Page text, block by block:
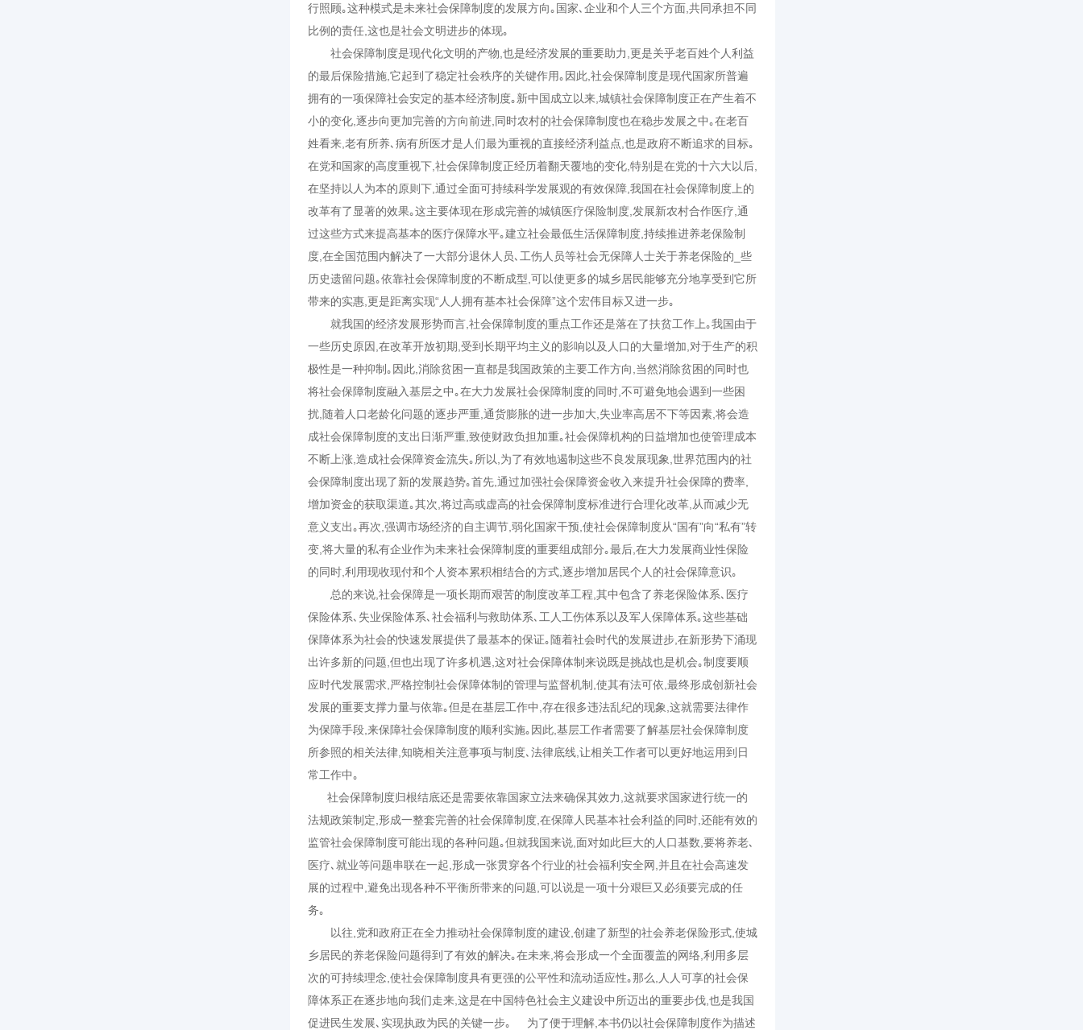
行照顾｡这种模式是未来社会保障制度的发展方向｡国家､企业和个人三个方面,共同承担不同
比例的责任,这也是社会文明进步的体现｡
社会保障制度是现代化文明的产物,也是经济发展的重要助力,更是关乎老百姓个人利益
的最后保险措施,它起到了稳定社会秩序的关键作用｡因此,社会保障制度是现代国家所普遍
拥有的一项保障社会安定的基本经济制度｡新中国成立以来,城镇社会保障制度正在产生着不
小的变化,逐步向更加完善的方向前进,同时农村的社会保障制度也在稳步发展之中｡在老百
姓看来,老有所养､病有所医才是人们最为重视的直接经济利益点,也是政府不断追求的目标｡
在党和国家的高度重视下,社会保障制度正经历着翻天覆地的变化,特别是在党的十六大以后,
在坚持以人为本的原则下,通过全面可持续科学发展观的有效保障,我国在社会保障制度上的
改革有了显著的效果｡这主要体现在形成完善的城镇医疗保险制度,发展新农村合作医疗,通
过这些方式来提高基本的医疗保障水平｡建立社会最低生活保障制度,持续推进养老保险制
度,在全国范围内解决了一大部分退休人员､工伤人员等社会无保障人士关于养老保险的_些
历史遗留问题｡依靠社会保障制度的不断成型,可以使更多的城乡居民能够充分地享受到它所
带来的实惠,更是距离实现“人人拥有基本社会保障”这个宏伟目标又进一步｡
就我国的经济发展形势而言,社会保障制度的重点工作还是落在了扶贫工作上｡我国由于
一些历史原因,在改革开放初期,受到长期平均主义的影响以及人口的大量增加,对于生产的积
极性是一种抑制｡因此,消除贫困一直都是我国政策的主要工作方向,当然消除贫困的同时也
将社会保障制度融入基层之中｡在大力发展社会保障制度的同时,不可避免地会遇到一些困
扰,随着人口老龄化问题的逐步严重,通货膨胀的进一步加大,失业率高居不下等因素,将会造
成社会保障制度的支出日渐严重,致使财政负担加重｡社会保障机构的日益增加也使管理成本
不断上涨,造成社会保障资金流失｡所以,为了有效地遏制这些不良发展现象,世界范围内的社
会保障制度出现了新的发展趋势｡首先,通过加强社会保障资金收入来提升社会保障的费率,
增加资金的获取渠道｡其次,将过高或虚高的社会保障制度标准进行合理化改革,从而减少无
意义支出｡再次,强调市场经济的自主调节,弱化国家干预,使社会保障制度从“国有”向“私有”转
变,将大量的私有企业作为未来社会保障制度的重要组成部分｡最后,在大力发展商业性保险
的同时,利用现收现付和个人资本累积相结合的方式,逐步增加居民个人的社会保障意识｡
总的来说,社会保障是一项长期而艰苦的制度改革工程,其中包含了养老保险体系､医疗
保险体系､失业保险体系､社会福利与救助体系､工人工伤体系以及军人保障体系｡这些基础
保障体系为社会的快速发展提供了最基本的保证｡随着社会时代的发展进步,在新形势下涌现
出许多新的问题,但也出现了许多机遇,这对社会保障体制来说既是挑战也是机会｡制度要顺
应时代发展需求,严格控制社会保障体制的管理与监督机制,使其有法可依,最终形成创新社会
发展的重要支撑力量与依靠｡但是在基层工作中,存在很多违法乱纪的现象,这就需要法律作
为保障手段,来保障社会保障制度的顺利实施｡因此,基层工作者需要了解基层社会保障制度
所参照的相关法律,知晓相关注意事项与制度､法律底线,让相关工作者可以更好地运用到日
常工作中｡
社会保障制度归根结底还是需要依靠国家立法来确保其效力,这就要求国家进行统一的
法规政策制定,形成一整套完善的社会保障制度,在保障人民基本社会利益的同时,还能有效的
监管社会保障制度可能出现的各种问题｡但就我国来说,面对如此巨大的人口基数,要将养老､
医疗､就业等问题串联在一起,形成一张贯穿各个行业的社会福利安全网,并且在社会高速发
展的过程中,避免出现各种不平衡所带来的问题,可以说是一项十分艰巨又必须要完成的任
务｡
以往,党和政府正在全力推动社会保障制度的建设,创建了新型的社会养老保险形式,使城
乡居民的养老保险问题得到了有效的解决｡在未来,将会形成一个全面覆盖的网络,利用多层
次的可持续理念,使社会保障制度具有更强的公平性和流动适应性｡那么,人人可享的社会保
障体系正在逐步地向我们走来,这是在中国特色社会主义建设中所迈出的重要步伐,也是我国
促进民生发展､实现执政为民的关键一步｡ 为了便于理解,本书仍以社会保障制度作为描述